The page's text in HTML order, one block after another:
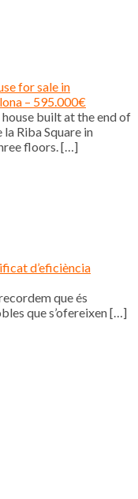
for sale in
– 595.000€
built at the end of
Riba Square in
floors.[…]
d’eficiència
que és
que s’ofereixen[…]